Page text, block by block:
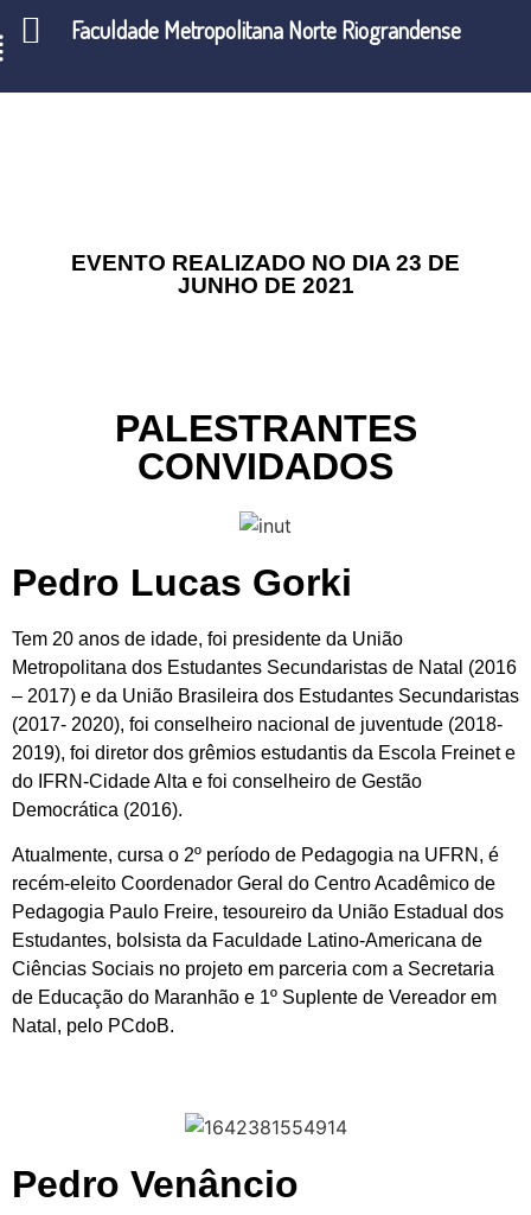
EVENTO REALIZADO NO DIA 23 DE
JUNHO DE 2021
PALESTRANTES
CONVIDADOS
Pedro Lucas Gorki
Tem 20 anos de idade, foi presidente da União
Metropolitana dos Estudantes Secundaristas de Natal (2016
– 2017) e da União Brasileira dos Estudantes Secundaristas
(2017- 2020), foi conselheiro nacional de juventude (2018-
2019), foi diretor dos grêmios estudantis da Escola Freinet e
do IFRN-Cidade Alta e foi conselheiro de Gestão
Democrática (2016).
Atualmente, cursa o 2º período de Pedagogia na UFRN, é
recém-eleito Coordenador Geral do Centro Acadêmico de
Pedagogia Paulo Freire, tesoureiro da União Estadual dos
Estudantes, bolsista da Faculdade Latino-Americana de
Ciências Sociais no projeto em parceria com a Secretaria
de Educação do Maranhão e 1º Suplente de Vereador em
Natal, pelo PCdoB.
Pedro Venâncio
Faculdade Metropolitana Norte Riograndense